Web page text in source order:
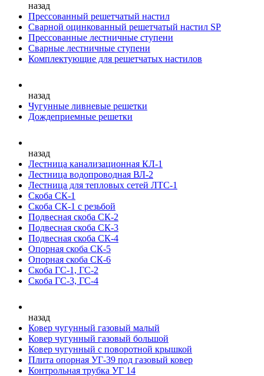
назад
Прессованный решетчатый настил
Сварной оцинкованный решетчатый настил SP
Прессованные лестничные ступени
Сварные лестничные ступени
Комплектующие для решетчатых настилов
назад
Чугунные ливневые решетки
Дождеприемные решетки
назад
Лестница канализационная КЛ-1
Лестница водопроводная ВЛ-2
Лестница для тепловых сетей ЛТС-1
Скоба СК-1
Скоба СК-1 с резьбой
Подвесная скоба СК-2
Подвесная скоба СК-3
Подвесная скоба СК-4
Опорная скоба СК-5
Опорная скоба СК-6
Скоба ГС-1, ГС-2
Скоба ГС-3, ГС-4
назад
Ковер чугунный газовый малый
Ковер чугунный газовый большой
Ковер чугунный с поворотной крышкой
Плита опорная УГ-39 под газовый ковер
Контрольная трубка УГ 14